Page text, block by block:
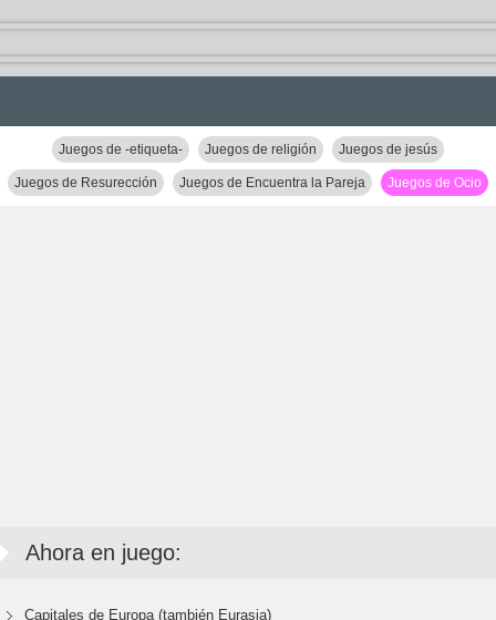
Juegos de -etiqueta- Juegos de religión Juegos de jesús
Juegos de Resurección Juegos de Encuentra la Pareja Juegos de Ocio
Ahora en juego:
Capitales de Europa (también Eurasia)